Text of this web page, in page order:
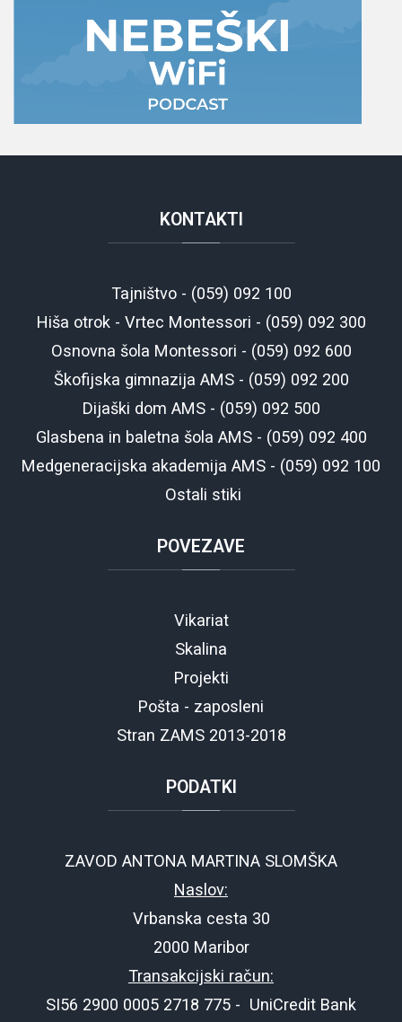
KONTAKTI
Tajništvo - (059) 092 100
Hiša otrok - Vrtec Montessori - (059) 092 300
Osnovna šola Montessori - (059) 092 600
Škofijska gimnazija AMS - (059) 092 200
Dijaški dom AMS - (059) 092 500
Glasbena in baletna šola AMS - (059) 092 400
Medgeneracijska akademija AMS - (059) 092 100
Ostali stiki
POVEZAVE
Vikariat
Skalina
Projekti
Pošta - zaposleni
Stran ZAMS 2013-2018
PODATKI
ZAVOD ANTONA MARTINA SLOMŠKA
Naslov:
Vrbanska cesta 30
2000 Maribor
Transakcijski račun:
SI56 2900 0005 2718 775 - UniCredit Bank